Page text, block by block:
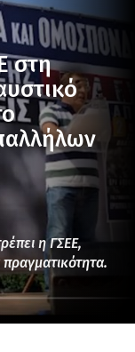
στη
η ΓΣΕΕ,
πραγματικότητα.